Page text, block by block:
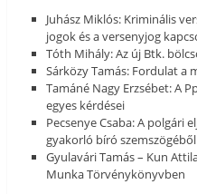
Juhász Miklós: Kriminális
jogok és a versenyjog
Tóth Mihály: Az új Btk.
Sárközy Tamás: Fordulat a
Tamáné Nagy Erzsébet: A
egyes kérdései
Pecsenye Csaba: A polgári
gyakorló bíró szemszögéből
Gyulavári Tamás – Kun
Munka Törvénykönyvben